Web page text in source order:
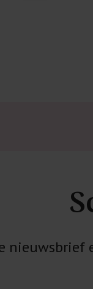
nieuwsbrief